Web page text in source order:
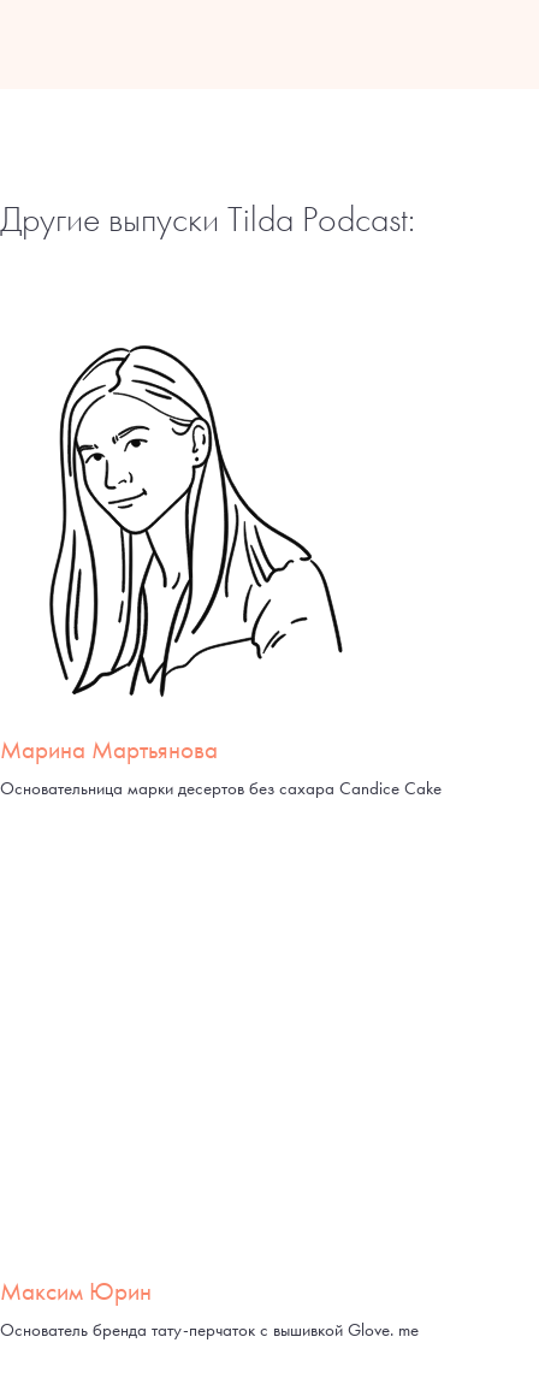
Другие выпуски Tilda Podcast:
Марина Мартьянова
Основательница марки десертов без сахара Candice Cake
Максим Юрин
Основатель бренда тату-перчаток с вышивкой Glove. me